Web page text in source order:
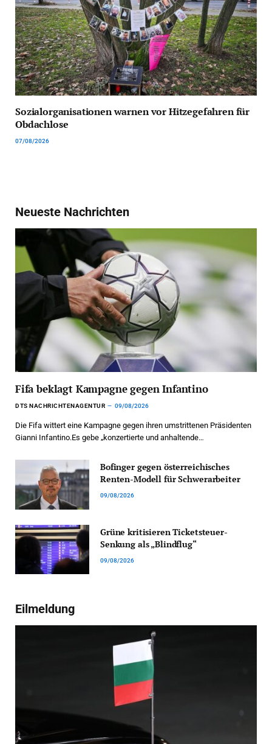
Sozialorganisationen warnen vor Hitzegefahren für
Obdachlose
07/08/2026
Neueste Nachrichten
Fifa beklagt Kampagne gegen Infantino
DTS NACHRICHTENAGENTUR 09/08/2026
Die Fifa wittert eine Kampagne gegen ihren umstrittenen Präsidenten
Gianni Infantino.Es gebe „konzertierte und anhaltende…
Bofinger gegen österreichisches
Renten-Modell für Schwerarbeiter
09/08/2026
Grüne kritisieren Ticketsteuer-
Senkung als „Blindflug“
09/08/2026
Eilmeldung